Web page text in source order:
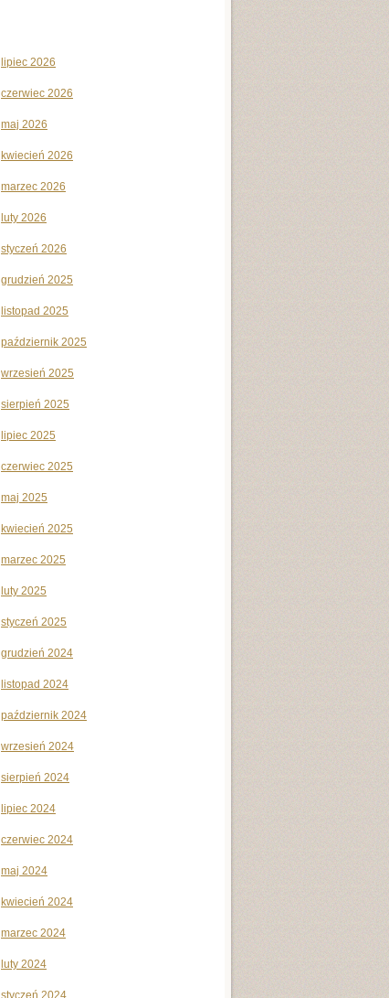
lipiec 2026
czerwiec 2026
maj 2026
kwiecień 2026
marzec 2026
luty 2026
styczeń 2026
grudzień 2025
listopad 2025
październik 2025
wrzesień 2025
sierpień 2025
lipiec 2025
czerwiec 2025
maj 2025
kwiecień 2025
marzec 2025
luty 2025
styczeń 2025
grudzień 2024
listopad 2024
październik 2024
wrzesień 2024
sierpień 2024
lipiec 2024
czerwiec 2024
maj 2024
kwiecień 2024
marzec 2024
luty 2024
styczeń 2024